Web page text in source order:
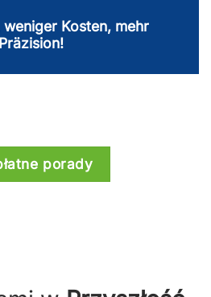
Kosten, mehr
Präzision!
porady